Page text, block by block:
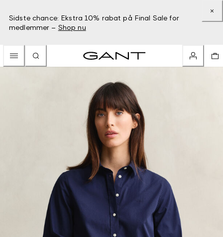
Sidste chance: Ekstra 10% rabat på Final Sale for
medlemmer – Shop nu